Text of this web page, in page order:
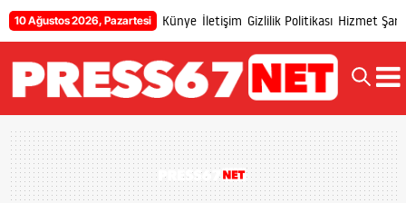
10 Ağustos 2026, Pazartesi Künye İletişim Gizlilik Politikası Hizmet